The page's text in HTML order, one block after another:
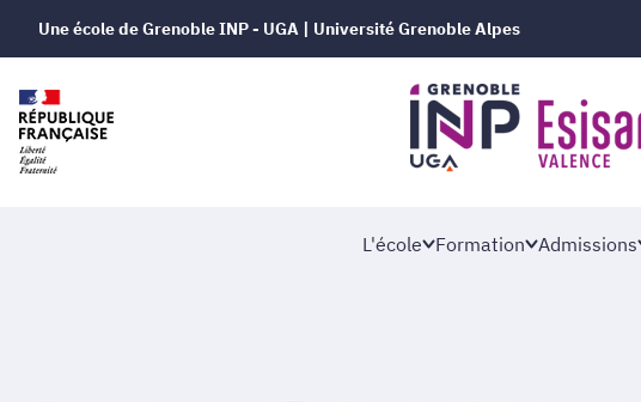
Une école de Grenoble INP - UGA | Université Grenoble Alpes
L'école Formation Admissions